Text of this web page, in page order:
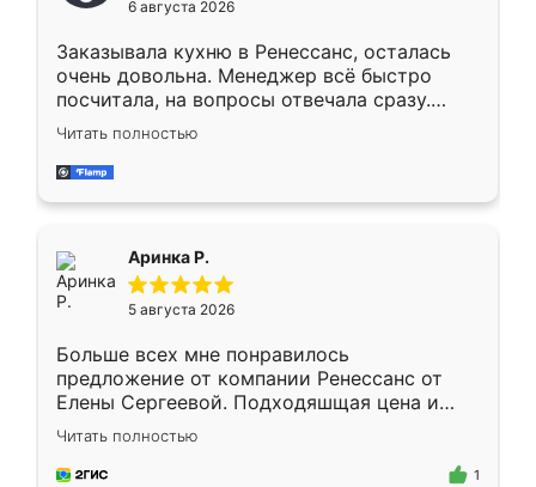
мебели буду заказывать только здесь.
6 августа 2026
Заказывала кухню в Ренессанс, осталась
очень довольна. Менеджер всё быстро
посчитала, на вопросы отвечала сразу.
Замерщик приехал в субботу, подошёл к
делу со всей ответственностью. Собрали
за день, ребята работали аккуратно, даже
Читать полностью
Аринка Р.
5 августа 2026
Больше всех мне понравилось
предложение от компании Ренессанс от
Елены Сергеевой. Подходяшщая цена и
короткие сроки изготовления. Приехавший
для замера сотрудник Владислав
предложил по моему эскизу самый
Читать полностью
1